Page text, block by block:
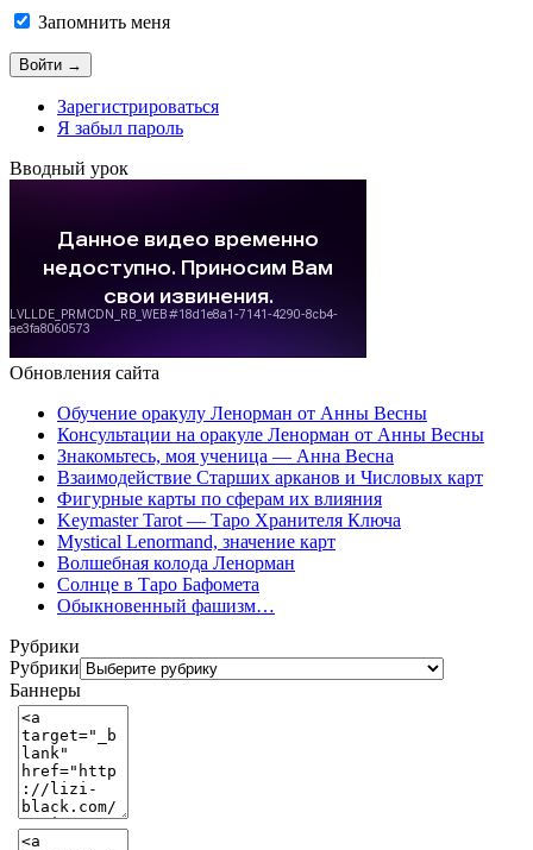
Запомнить меня
Зарегистрироваться
Я забыл пароль
Вводный урок
Обновления сайта
Обучение оракулу Ленорман от Анны Весны
Консультации на оракуле Ленорман от Анны Весны
Знакомьтесь, моя ученица — Анна Весна
Взаимодействие Старших арканов и Числовых карт
Фигурные карты по сферам их влияния
Keymaster Tarot — Таро Хранителя Ключа
Mystical Lenormand, значение карт
Волшебная колода Ленорман
Солнце в Таро Бафомета
Обыкновенный фашизм…
Рубрики
Рубрики
Баннеры